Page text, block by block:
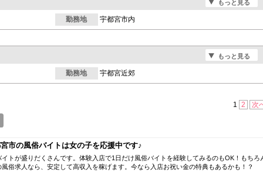
もっと見る
勤務地 宇都宮市内
もっと見る
勤務地 宇都宮近郊
1 2 次
市の風俗バイトは女の子を応援中です♪
トが盛りだくさんです。体験入店で1日だけ風俗バイトを経験してみるのもOK！もちろ
俗求人なら、安定して高収入を稼げます。今なら入店お祝い金の特典もあるかも！？